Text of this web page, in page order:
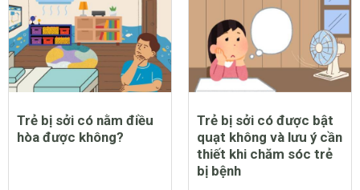
Trẻ bị sởi có nằm điều
hòa được không?
Trẻ bị sởi có được bật
quạt không và lưu ý cần
thiết khi chăm sóc trẻ
bị bệnh